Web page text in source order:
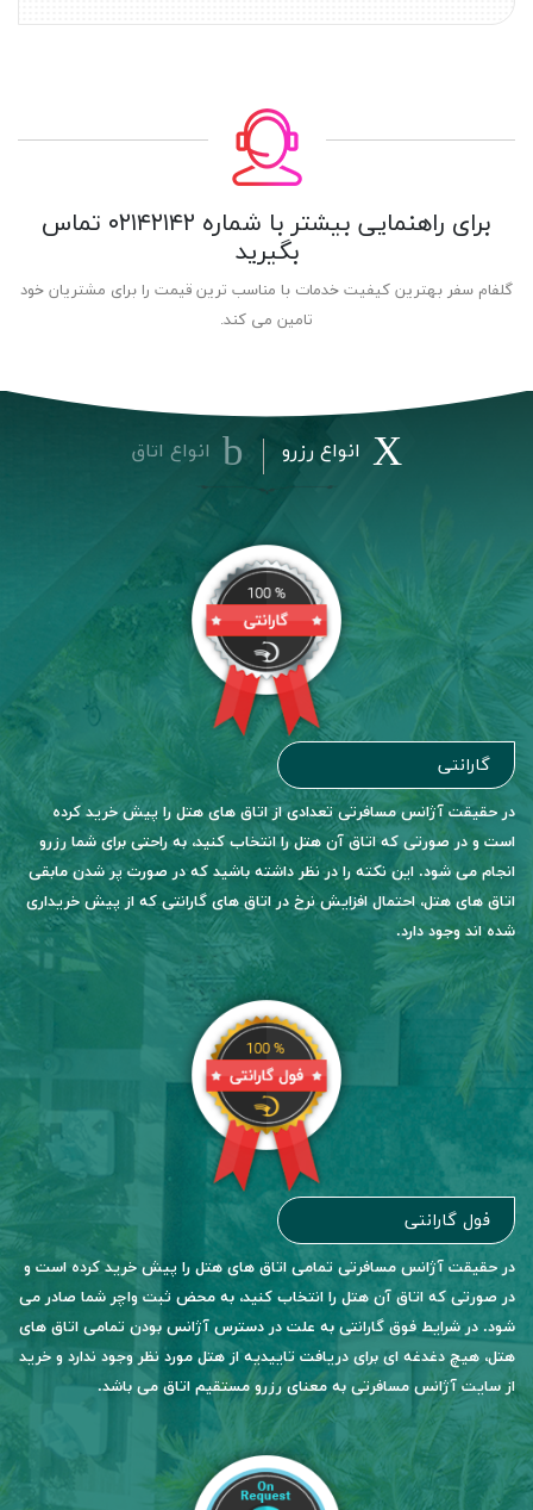
برای راهنمایی بیشتر با شماره ۰۲۱۴۲۱۴۲ تماس
بگیرید
گلفام سفر بهترین کیفیت خدمات با مناسب ترین قیمت را برای مشتریان خود
تامین می کند.
انواع رزرو انواع اتاق
گارانتی
در حقیقت آژانس مسافرتی تعدادی از اتاق های هتل را پیش خرید کرده
است و در صورتی که اتاق آن هتل را انتخاب کنید، به راحتی برای شما رزرو
انجام می شود. این نکته را در نظر داشته باشید که در صورت پر شدن مابقی
اتاق های هتل، احتمال افزایش نرخ در اتاق های گارانتی که از پیش خریداری
شده اند وجود دارد.
فول گارانتی
در حقیقت آژانس مسافرتی تمامی اتاق های هتل را پیش خرید کرده است و
در صورتی که اتاق آن هتل را انتخاب کنید، به محض ثبت واچر شما صادر می
شود. در شرایط فوق گارانتی به علت در دسترس آژانس بودن تمامی اتاق های
هتل، هیچ دغدغه ای برای دریافت تاییدیه از هتل مورد نظر وجود ندارد و خرید
از سایت آژانس مسافرتی به معنای رزرو مستقیم اتاق می باشد.